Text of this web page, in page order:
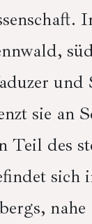
sie an
Teil des
sich